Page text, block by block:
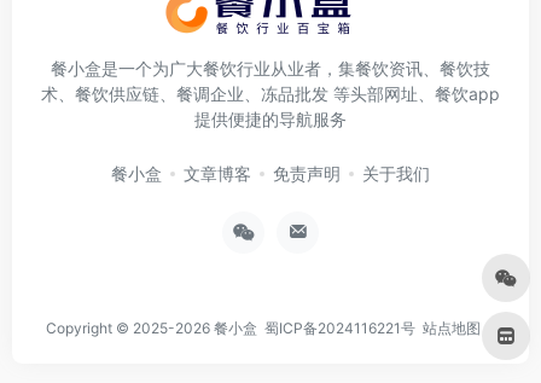
餐小盒是一个为广大餐饮行业从业者，集餐饮资讯、餐饮技
术、餐饮供应链、餐调企业、冻品批发 等头部网址、餐饮app
提供便捷的导航服务
餐小盒 文章博客 免责声明 关于我们
Copyright © 2025-2026 餐小盒 蜀ICP备2024116221号 站点地图